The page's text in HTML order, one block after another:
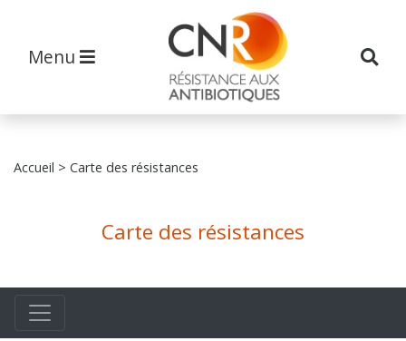
Menu
Accueil > Carte des résistances
Carte des résistances